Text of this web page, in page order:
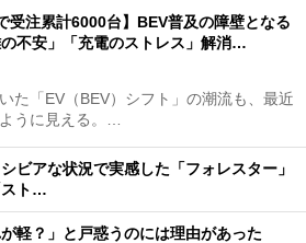
受注累計6000台】BEV普及の障壁となる
の不安」「充電のストレス」解消…
た「EV（BEV）シフト」の潮流も、最近
うに見える。…
ビアな状況で実感した「フォレスター」
ト…
軽？」と戸惑うのには理由があった